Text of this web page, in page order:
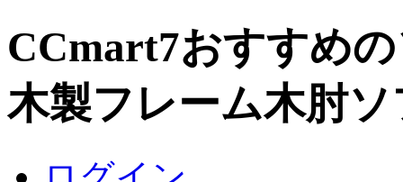
CCmart7おすすめ
木製フレーム木肘